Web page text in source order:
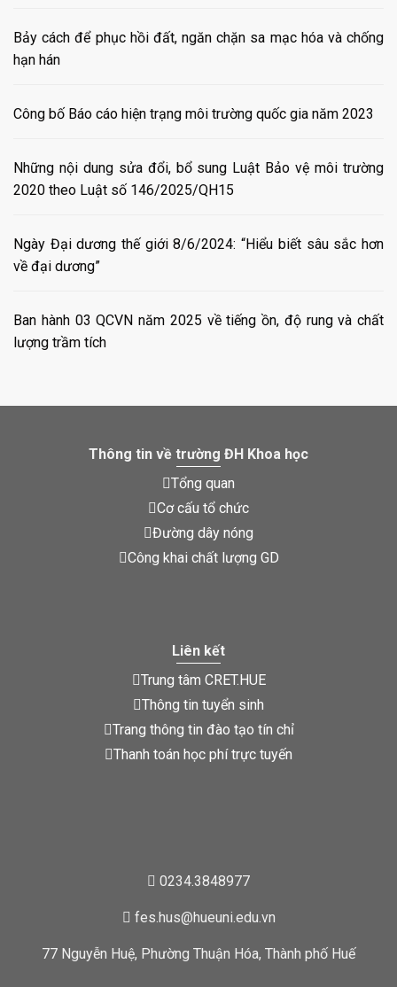
Bảy cách để phục hồi đất, ngăn chặn sa mạc hóa và chống
hạn hán
Công bố Báo cáo hiện trạng môi trường quốc gia năm 2023
Những nội dung sửa đổi, bổ sung Luật Bảo vệ môi trường
2020 theo Luật số 146/2025/QH15
Ngày Đại dương thế giới 8/6/2024: “Hiểu biết sâu sắc hơn
về đại dương”
Ban hành 03 QCVN năm 2025 về tiếng ồn, độ rung và chất
lượng trầm tích
Thông tin về trường ĐH Khoa học
Tổng quan
Cơ cấu tổ chức
Đường dây nóng
Công khai chất lượng GD
Liên kết
Trung tâm CRET.HUE
Thông tin tuyển sinh
Trang thông tin đào tạo tín chỉ
Thanh toán học phí trực tuyến
0234.3848977
fes.hus@hueuni.edu.vn
77 Nguyễn Huệ, Phường Thuận Hóa, Thành phố Huế